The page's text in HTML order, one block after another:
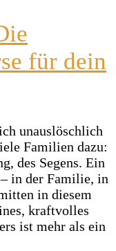
für dein
unauslöschlich
Familien dazu:
des Segens. Ein
in der Familie, in
in diesem
kraftvolles
ist mehr als ein